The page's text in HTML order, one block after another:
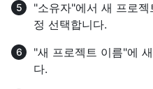
"소유자"에서 새 프로
정 선택합니다.
"새 프로젝트 이름"에
다.